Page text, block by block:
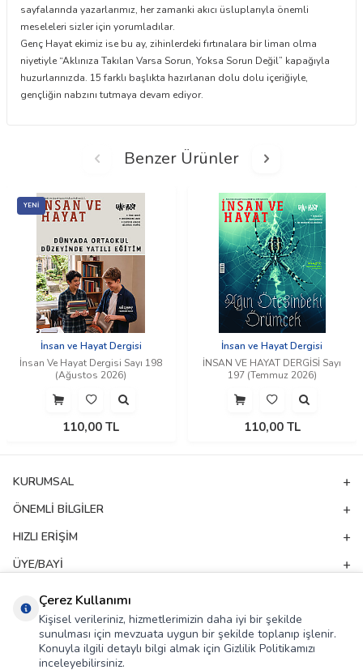
sayfalarında yazarlarımız, her zamanki akıcı üsluplarıyla önemli
meseleleri sizler için yorumladılar.
Genç Hayat ekimiz ise bu ay, zihinlerdeki fırtınalara bir liman olma
niyetiyle “Aklınıza Takılan Varsa Sorun, Yoksa Sorun Değil” kapağıyla
huzurlarınızda. 15 farklı başlıkta hazırlanan dolu dolu içeriğiyle,
gençliğin nabzını tutmaya devam ediyor.
Benzer Ürünler
YENI
İnsan ve Hayat Dergisi
İnsan Ve Hayat Dergisi Sayı 198
(Ağustos 2026)
110,00 TL
İnsan ve Hayat Dergisi
İNSAN VE HAYAT DERGİSİ Sayı
197 (Temmuz 2026)
110,00TL
KURUMSAL
ÖNEMLI BILGILER
HIZLI ERIŞIM
ÜYE/BAYI
ADRES & İLETIŞIM
E-Bülten Aboneliği
Kampanya ve yeniliklerden haberdar olmak için e-bültenimize abone olun!
Çerez Kullanımı
Kişisel verileriniz, hizmetlerimizin daha iyi bir şekilde
sunulması için mevzuata uygun bir şekilde toplanıp işlenir.
Konuyla ilgili detaylı bilgi almak için Gizlilik Politikamızı
inceleyebilirsiniz.